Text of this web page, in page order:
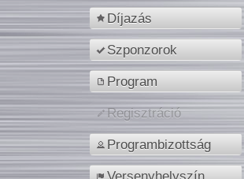
Díjazás
Szponzorok
Program
Regisztráció
Programbizottság
Versenyhelyszín